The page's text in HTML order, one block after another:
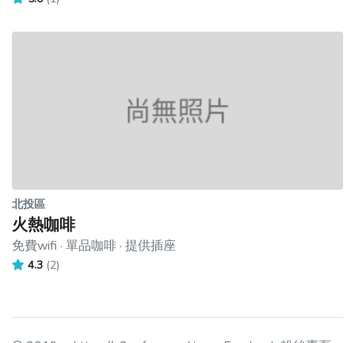
北投區
火熱咖啡
免費wifi · 單品咖啡 · 提供插座
4.3 (2)